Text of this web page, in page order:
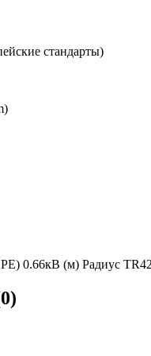
стандарты)
0.66кВ (м) Радиус